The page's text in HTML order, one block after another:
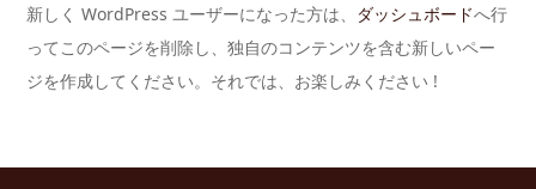
新しく WordPress ユーザーになった方は、 ダッシュボードへ行
ってこのページを削除し、独自のコンテンツを含む新しいペー
ジを作成してください。それでは、お楽しみください !